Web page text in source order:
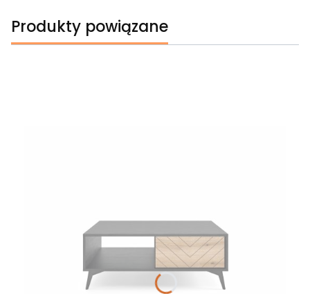
Produkty powiązane